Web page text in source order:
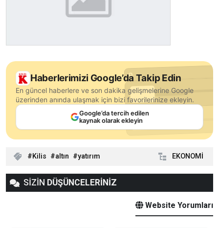
Haberlerimizi Google’da Takip Edin
En güncel haberlere ve son dakika gelişmelerine Google
üzerinden anında ulaşmak için bizi favorilerinize ekleyin.
Google’da tercih edilen
kaynak olarak ekleyin
Kilis altın yatırım EKONOMİ
SİZİN DÜŞÜNCELERİNİZ
Website Yorumları